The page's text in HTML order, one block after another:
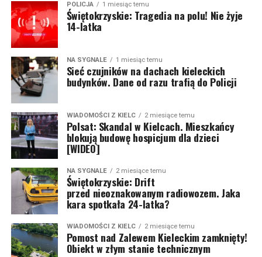
POLICJA 1 miesiąc temu
Świętokrzyskie: Tragedia na polu! Nie żyje
14-latka
NA SYGNALE 1 miesiąc temu
Sieć czujników na dachach kieleckich
budynków. Dane od razu trafią do Policji
WIADOMOŚCI Z KIELC 2 miesiące temu
Polsat: Skandal w Kielcach. Mieszkańcy
blokują budowę hospicjum dla dzieci
[WIDEO]
NA SYGNALE 2 miesiące temu
Świętokrzyskie: Drift
przed nieoznakowanym radiowozem. Jaka
kara spotkała 24-latka?
WIADOMOŚCI Z KIELC 2 miesiące temu
Pomost nad Zalewem Kieleckim zamknięty!
Obiekt w złym stanie technicznym